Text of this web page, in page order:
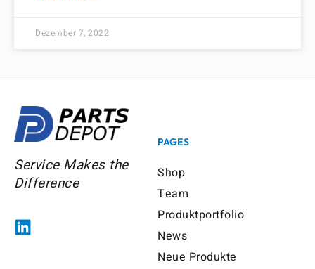
Dezember 7, 2022
Service Makes the
Difference
PAGES
Shop
Team
Produktportfolio
News
Neue Produkte